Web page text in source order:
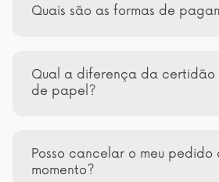
Quais são as formas de
Qual a diferença da certidão
de papel?
Posso cancelar o meu pedido
momento?